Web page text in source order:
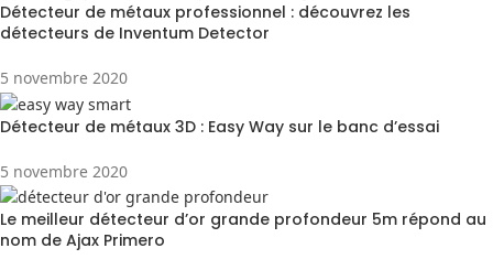
Détecteur de métaux professionnel : découvrez les
détecteurs de Inventum Detector
5 novembre 2020
Détecteur de métaux 3D : Easy Way sur le banc d’essai
5 novembre 2020
Le meilleur détecteur d’or grande profondeur 5m répond au
nom de Ajax Primero